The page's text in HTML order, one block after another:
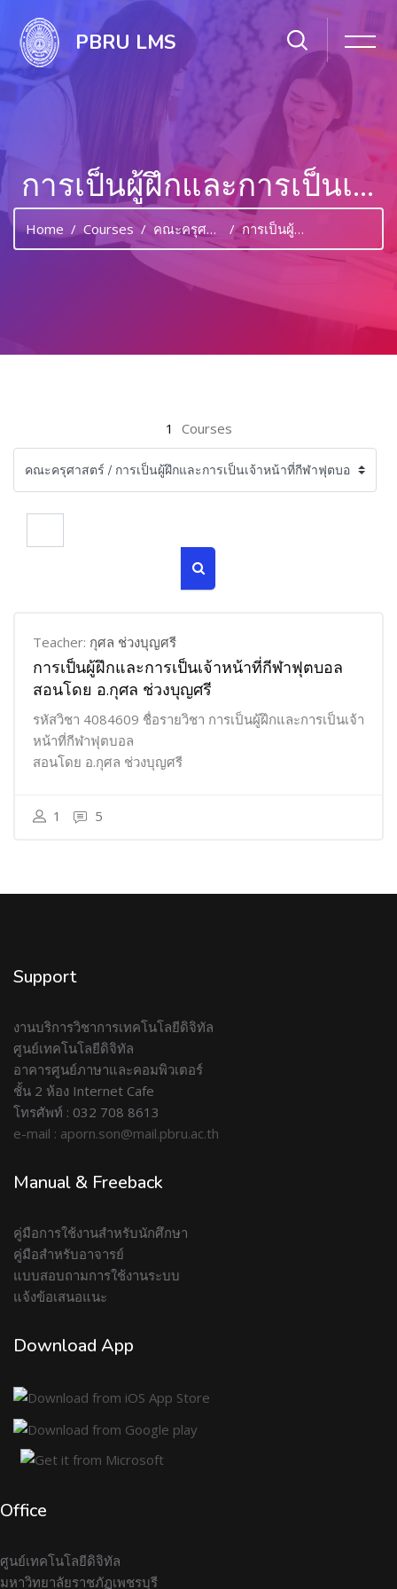
PBRU LMS
การเป็นผู้ฝึกและการเป็นเจ้าหน้าที่กีฬาฟุตบอล
Home Courses คณะครุศาสตร์ การเป็นผู้ฝึกและการเป็นเจ้าหน้าที่กีฬาฟุตบอล
1 Courses
Teacher: กุศล ช่วงบุญศรี
การเป็นผู้ฝึกและการเป็นเจ้าหน้าที่กีฬาฟุตบอล
สอนโดย อ.กุศล ช่วงบุญศรี
รหัสวิชา 4084609 ชื่อรายวิชา การเป็นผู้ฝึกและการเป็นเจ้า
หน้าที่กีฬาฟุตบอล
สอนโดย อ.กุศล ช่วงบุญศรี
1 5
Support
งานบริการวิชาการเทคโนโลยีดิจิทัล
ศูนย์เทคโนโลยีดิจิทัล
อาคารศูนย์ภาษาและคอมพิวเตอร์
ชั้น 2 ห้อง Internet Cafe
โทรศัพท์ : 032 708 8613
e-mail : aporn.son@mail.pbru.ac.th
Manual & Freeback
คู่มือการใช้งานสำหรับนักศึกษา
คู่มือสำหรับอาจารย์
แบบสอบถามการใช้งานระบบ
แจ้งข้อเสนอแนะ
Download App
Office
ศูนย์เทคโนโลยีดิจิทัล
มหาวิทยาลัยราชภัฏเพชรบุรี